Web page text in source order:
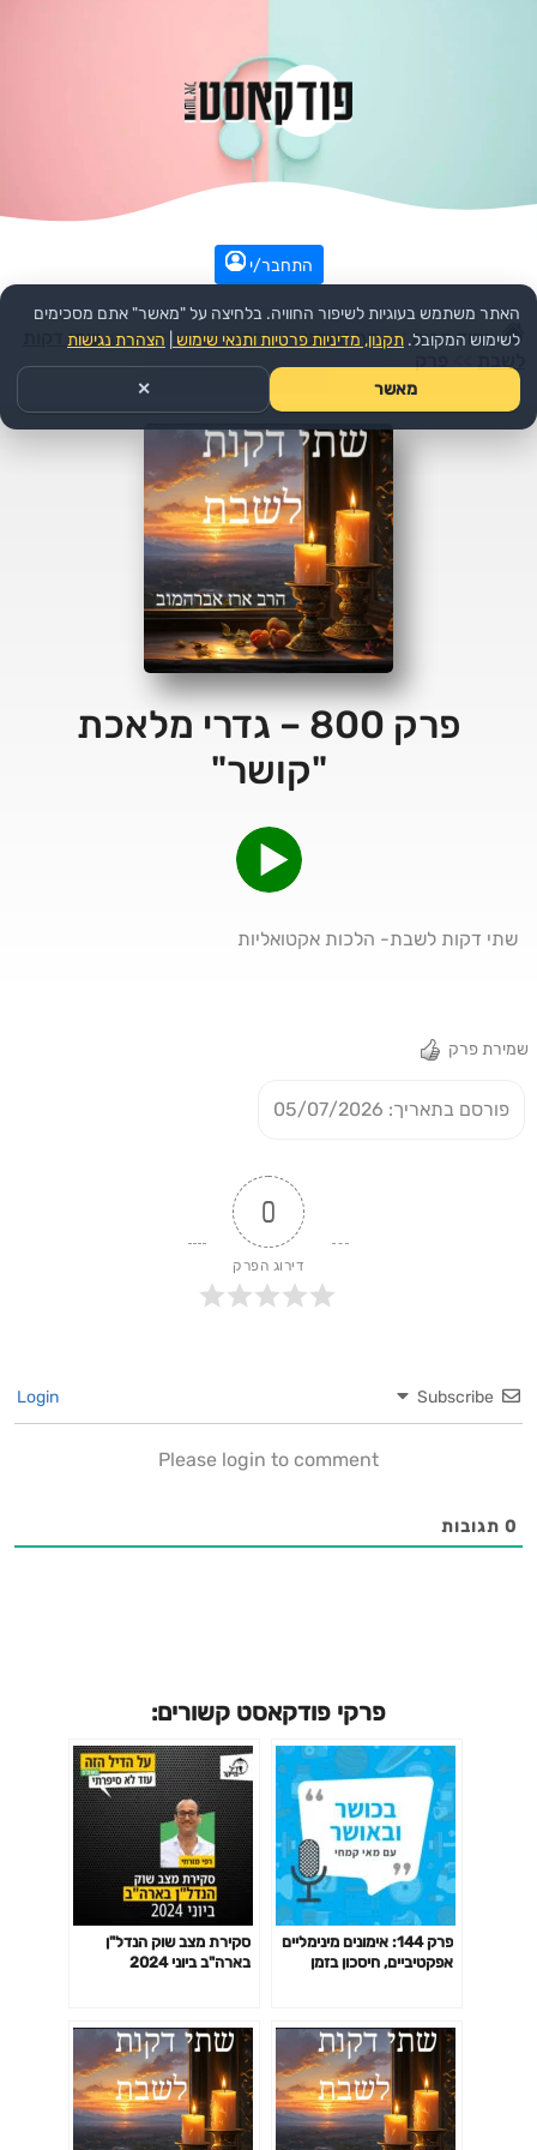
התחבר/י
עמוד הבית >> דת ורוחני >> יהדות >>הפודקאסט: שתי דקות
פרק 800 – גדרי מלאכת
"קושר"
שתי דקות לשבת- הלכות אקטואליות
שמירת פרק
פורסם בתאריך: 05/07/2026
0
דירוג הפרק
Subscribe
Please login to comment
0 תגובות
פרקי פודקאסט קשורים:
פרק 144: אימונים מינימליים
אפקטיביים, חיסכון בזמן
סקירת מצב שוק הנדל"ן
בארה"ב ביוני 2024
האתר משתמש בעוגיות לשיפור החוויה. בלחיצה על "מאשר" אתם מסכימים
לשימוש המקובל. תקנון, מדיניות פרטיות ותנאי שימוש הצהרת נגישות
מאשר ✕